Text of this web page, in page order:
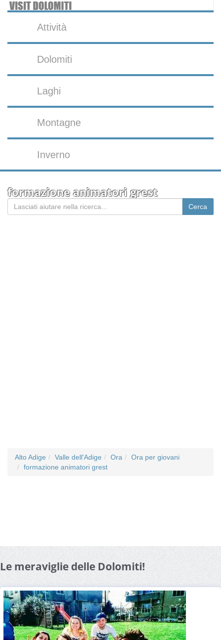
Attività
Dolomiti
Laghi
Montagne
Inverno
formazione animatori grest
Alto Adige Valle dell'Adige Ora
Ora per giovani
formazione animatori grest
Le meraviglie delle Dolomiti!